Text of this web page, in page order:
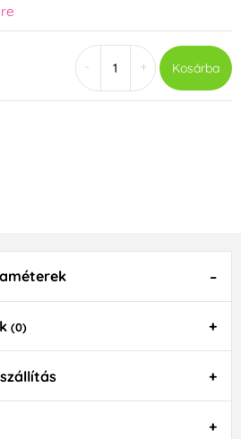
+ Kosárba
(0)